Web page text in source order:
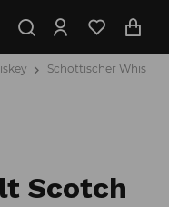
Schottischer Whisky
Scotch